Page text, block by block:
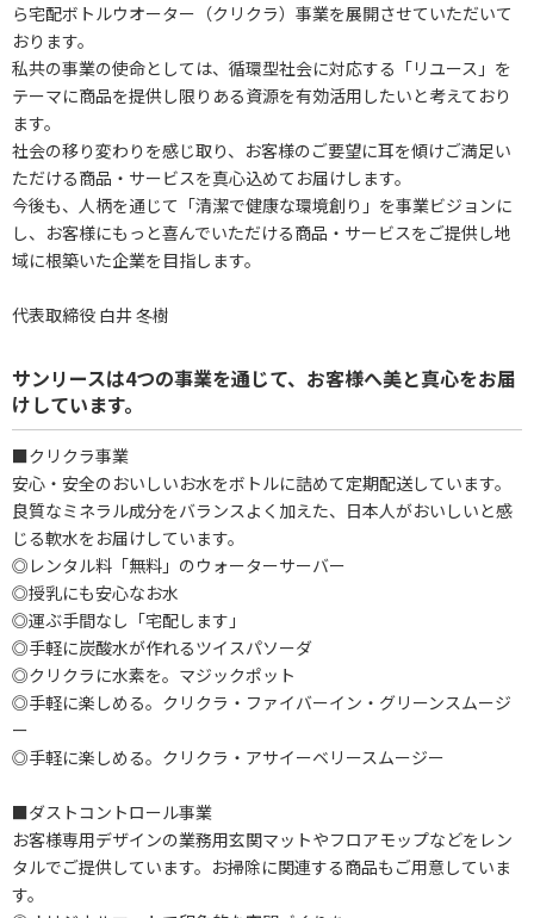
ら宅配ボトルウオーター（クリクラ）事業を展開させていただいて
おります。
私共の事業の使命としては、循環型社会に対応する「リユース」を
テーマに商品を提供し限りある資源を有効活用したいと考えており
ます。
社会の移り変わりを感じ取り、お客様のご要望に耳を傾けご満足い
ただける商品・サービスを真心込めてお届けします。
今後も、人柄を通じて「清潔で健康な環境創り」を事業ビジョンに
し、お客様にもっと喜んでいただける商品・サービスをご提供し地
域に根築いた企業を目指します。
代表取締役 白井 冬樹
サンリースは4つの事業を通じて、お客様へ美と真心をお届
けしています。
■クリクラ事業
安心・安全のおいしいお水をボトルに詰めて定期配送しています。
良質なミネラル成分をバランスよく加えた、日本人がおいしいと感
じる軟水をお届けしています。
◎レンタル料「無料」のウォーターサーバー
◎授乳にも安心なお水
◎運ぶ手間なし「宅配します」
◎手軽に炭酸水が作れるツイスパソーダ
◎クリクラに水素を。マジックポット
◎手軽に楽しめる。クリクラ・ファイバーイン・グリーンスムージ
ー
◎手軽に楽しめる。クリクラ・アサイーベリースムージー
■ダストコントロール事業
お客様専用デザインの業務用玄関マットやフロアモップなどをレン
タルでご提供しています。お掃除に関連する商品もご用意していま
す。